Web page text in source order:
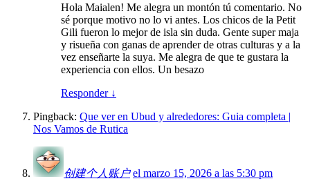
Hola Maialen! Me alegra un montón tú comentario. No
sé porque motivo no lo vi antes. Los chicos de la Petit
Gili fueron lo mejor de isla sin duda. Gente super maja
y risueña con ganas de aprender de otras culturas y a la
vez enseñarte la suya. Me alegra de que te gustara la
experiencia con ellos. Un besazo
Responder ↓
Pingback: Que ver en Ubud y alrededores: Guia completa |
Nos Vamos de Rutica
创建个人账户 el marzo 15, 2026 a las 5:30 pm